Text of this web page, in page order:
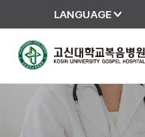
LANGUAGE
진료 안내